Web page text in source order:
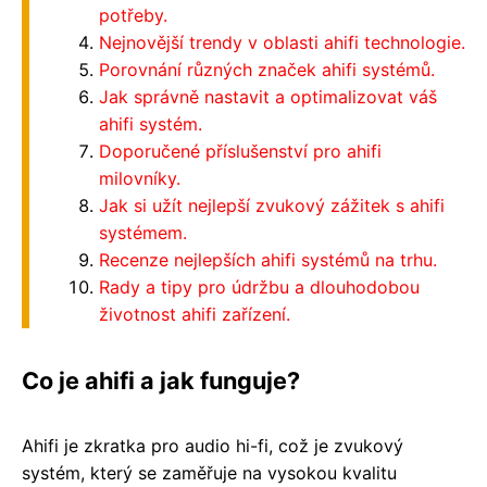
potřeby.
Nejnovější trendy v oblasti ahifi technologie.
Porovnání různých značek ahifi systémů.
Jak správně nastavit a optimalizovat váš
ahifi systém.
Doporučené příslušenství pro ahifi
milovníky.
Jak si užít nejlepší zvukový zážitek s ahifi
systémem.
Recenze nejlepších ahifi systémů na trhu.
Rady a tipy pro údržbu a dlouhodobou
životnost ahifi zařízení.
Co je ahifi a jak funguje?
Ahifi je zkratka pro audio hi-fi, což je zvukový
systém, který se zaměřuje na vysokou kvalitu